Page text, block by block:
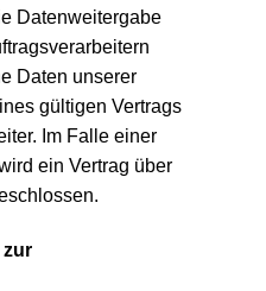
Datenweitergabe
Daten unserer
gültigen Vertrags
Im Falle einer
ein Vertrag über
zur